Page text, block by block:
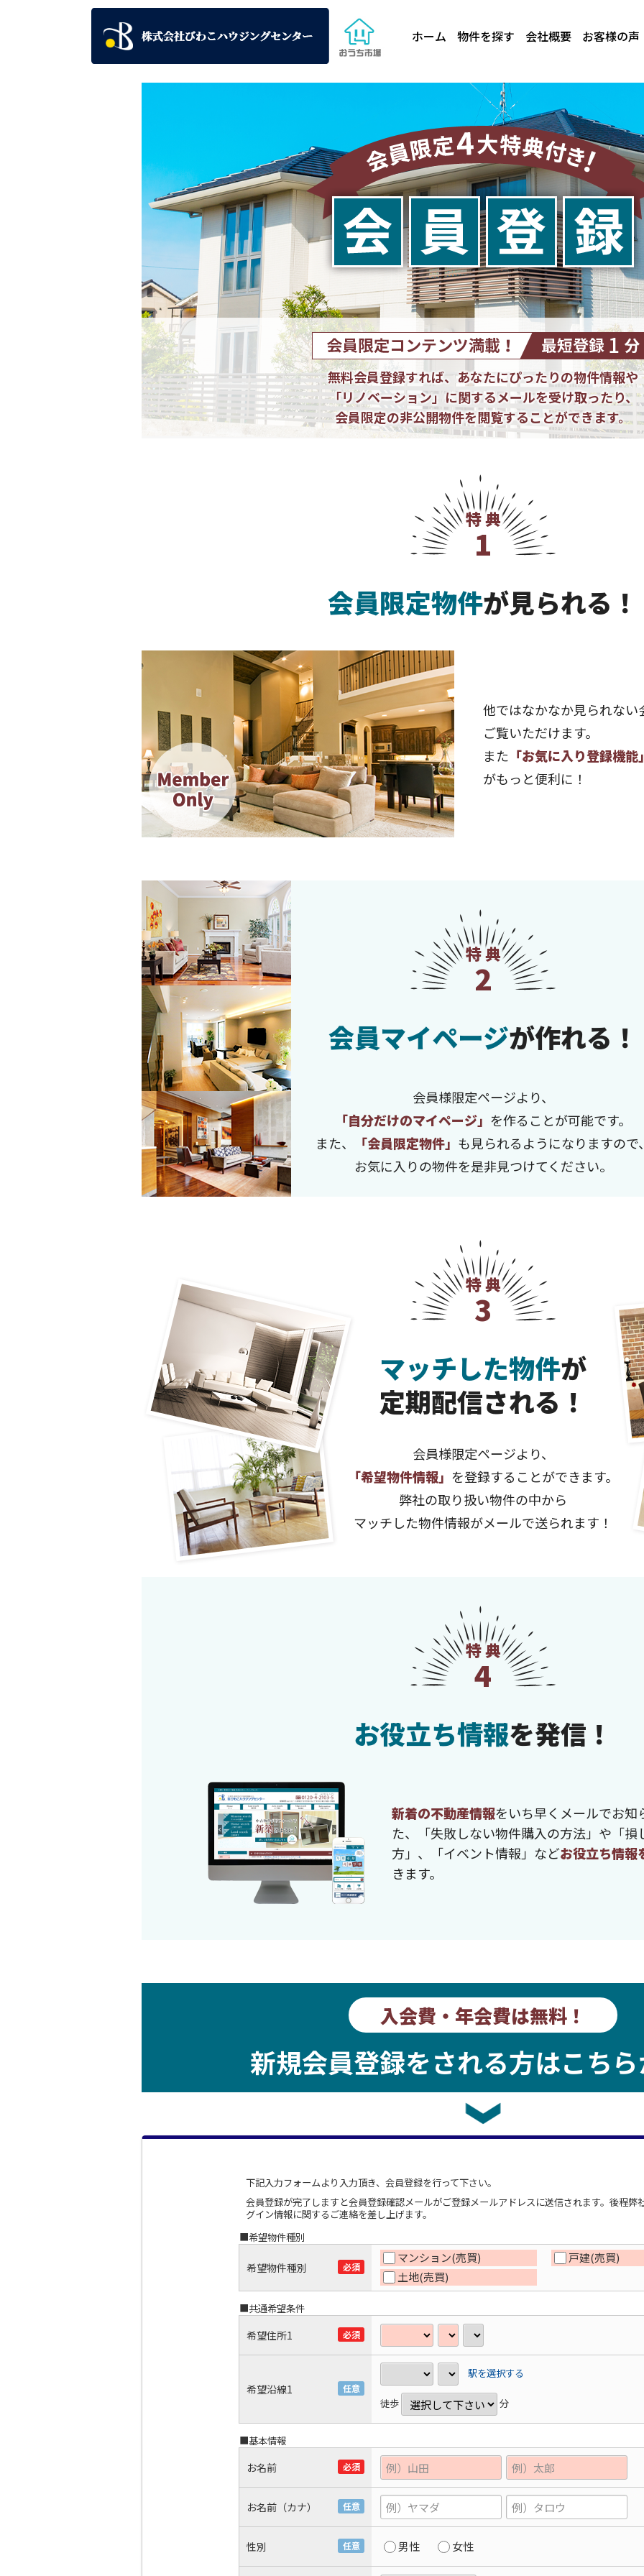
ホーム 物件を探す 会社概要 お客様の声
無料会員登録すれば、あなたにぴったりの物件情報や
「リノベーション」に関するメールを受け取ったり、
会員限定の非公開物件を閲覧することができます。
特典
1
会員限定物件が見られる！
他ではなかなか見られない
ご覧いただけます。
また 「お気に入り登録機能
がもっと便利に！
特典
2
会員マイページが作れる！
会員様限定ページより、
「自分だけのマイページ」 を作ることが可能です。
また、
「会員限定物件」 も見られるようになりますので
お気に入りの物件を是非見つけてください。
特典
3
マッチした物件が
定期配信される！
会員様限定ページより、
「希望物件情報」 を登録することができます。
弊社の取り扱い物件の中から
マッチした物件情報がメールで送られます！
特典
4
お役立ち情報を発信！
新着の不動産情報をいち早くメールでお知
た、「失敗しない物件購入の方法」や「損
方」、「イベント情報」などお役立ち情報
きます。
入会費・年会費は無料！
新規会員登録をされる方はこち
下記入力フォームより入力頂き、会員登録を行って下さい。
会員登録が完了しますと会員登録確認メールがご登録メールアドレスに送信されます。後程弊
グイン情報に関するご連絡を差し上げます。
■希望物件種別
希望物件種別 必須
マンション(売買)
戸建(売買)
土地(売買)
■共通希望条件
希望住所1 必須
希望沿線1 任意
駅を選択する
徒歩 分
■基本情報
お名前 必須
お名前（カナ） 任意
性別 任意 男性 女性